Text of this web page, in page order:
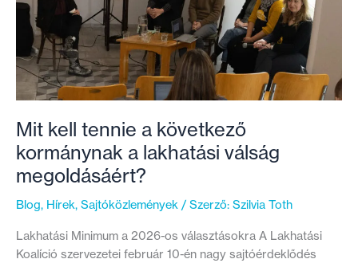
Mit kell tennie a következő
kormánynak a lakhatási válság
megoldásáért?
Blog, Hírek, Sajtóközlemények / Szerző: Szilvia Toth
Lakhatási Minimum a 2026-os választásokra A Lakhatási
Koalíció szervezetei február 10-én nagy sajtóérdeklődés